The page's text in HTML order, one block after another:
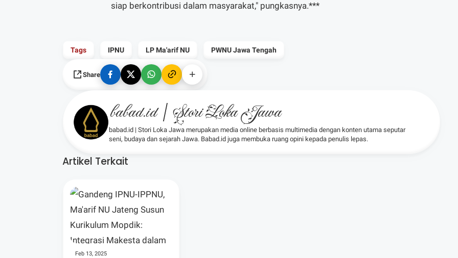
siap berkontribusi dalam masyarakat," pungkasnya.***
Tags IPNU LP Ma'arif NU PWNU Jawa Tengah
Share
babad.id | Stori Loka Jawa
babad.id | Stori Loka Jawa merupakan media online berbasis multimedia dengan konten utama seputar
seni, budaya dan sejarah Jawa. Babad.id juga membuka ruang opini kepada penulis lepas.
Artikel Terkait
Feb 13, 2025